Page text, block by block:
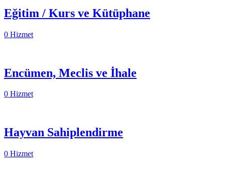
Eğitim / Kurs ve Kütüphane
0 Hizmet
Encümen, Meclis ve İhale
0 Hizmet
Hayvan Sahiplendirme
0 Hizmet